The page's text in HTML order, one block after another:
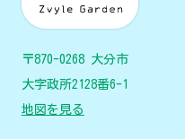
〒870-0268 大分市
大字政所2128番6-1
地図を見る